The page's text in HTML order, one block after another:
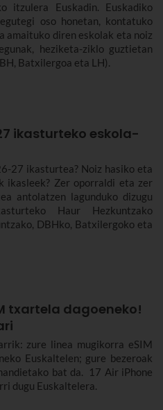
itzulera Euskadin. Euskadiko
oso honetan, kontatuko
amaituko diren eskolak eta noiz
heziketa-ziklo guztietan
Batxilergoa eta LH).
ikasturteko eskola-
27 ikasturtea? Noiz hasiko eta
ikasleek? Zer oporraldi eta zer
antolatzen lagunduko dizugu
Haur Hezkuntzako
DBHko, Batxilergoko eta
txartela dagoeneko!
zure linea mugikorra eSIM
Euskaltelen; gure bezeroak
bat da. 17 Air iPhone
dugu Euskaltelera.